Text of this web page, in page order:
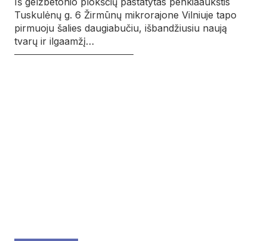
Tuskulėnų g. 6 Žirmūnų mikrorajone Vilniuje tapo
pirmuoju šalies daugiabučiu, išbandžiusiu naują
tvarų ir ilgaamžį…